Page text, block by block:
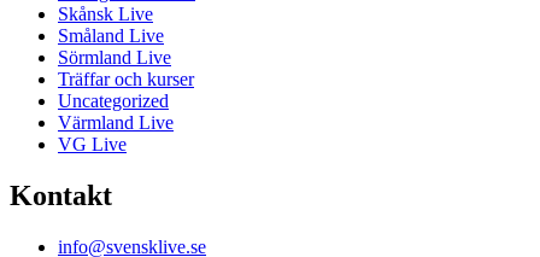
Skånsk Live
Småland Live
Sörmland Live
Träffar och kurser
Uncategorized
Värmland Live
VG Live
Kontakt
info@svensklive.se